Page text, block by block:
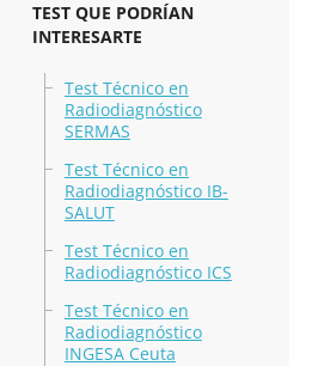
TEST QUE PODRÍAN
INTERESARTE
Test Técnico en
Radiodiagnóstico
SERMAS
Test Técnico en
Radiodiagnóstico IB-
SALUT
Test Técnico en
Radiodiagnóstico ICS
Test Técnico en
Radiodiagnóstico
INGESA Ceuta